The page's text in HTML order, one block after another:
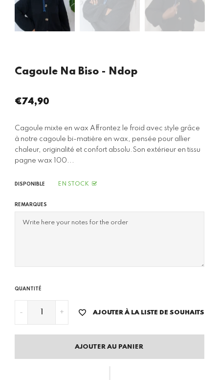
Cagoule Na Biso - Ndop
Prix
€74,90
Cagoule mixte en wax Affrontez le froid avec style grâce
à notre cagoule bi-matière en wax, pensée pour allier
chaleur, originalité et confort absolu.Son extérieur en tissu
pagne wax 100...
DISPONIBLE EN STOCK
REMARQUES
QUANTITÉ
- + AJOUTER À LA LISTE DE SOUHAITS
AJOUTER AU PANIER